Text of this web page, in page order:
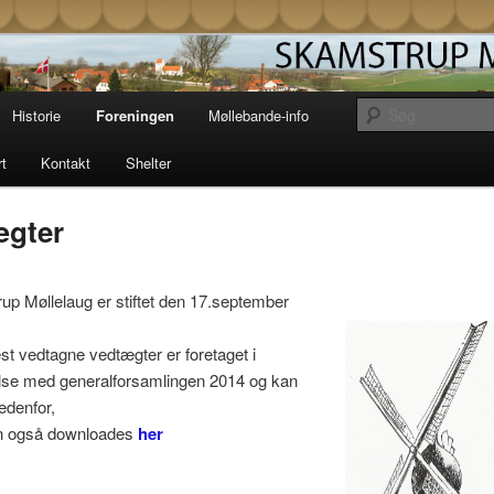
Mølle
Møllelaug driver og vedligeholder den gamle
på vestsjælland. Læs her om
og mekanik eller book en overnatning
unik solopgang i en af vores shelters.
Historie Foreningen Møllebande-info
Kontakt Shelter
Møllelaug er stiftet den 17.september
vedtagne vedtægter er foretaget i
med generalforsamlingen 2014 og kan
også downloades her